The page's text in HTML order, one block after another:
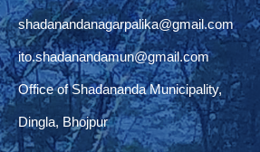
shadanandanagarpalika@gmail.com
ito.shadanandamun@gmail.com
Office of Shadananda Municipality,
Dingla, Bhojpur